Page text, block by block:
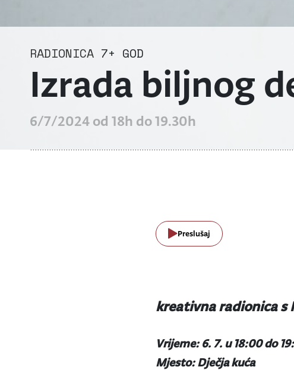
RADIONICA 7+ GOD
Izrada biljnog
6/7/2024 od 18h do 19.30h
Preslušaj
kreativna radionica s
Vrijeme: 6. 7. u 18:00 do
Mjesto: Dječja kuća